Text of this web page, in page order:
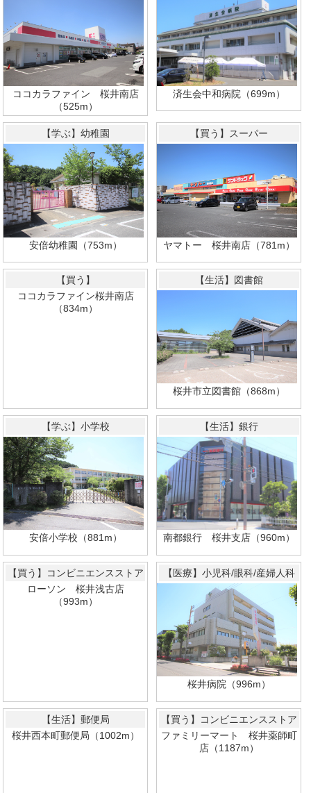
ココカラファイン 桜井南店
（525m）
済生会中和病院（699m）
【学ぶ】幼稚園
安倍幼稚園（753m）
【買う】スーパー
ヤマトー 桜井南店（781m）
【買う】
ココカラファイン桜井南店
（834m）
【生活】図書館
桜井市立図書館（868m）
【学ぶ】小学校
安倍小学校（881m）
【生活】銀行
南都銀行 桜井支店（960m）
【買う】コンビニエンスストア
ローソン 桜井浅古店
（993m）
【医療】小児科/眼科/産婦人科
桜井病院（996m）
【生活】郵便局
桜井西本町郵便局（1002m）
【買う】コンビニエンスストア
ファミリーマート 桜井薬師町
店（1187m）